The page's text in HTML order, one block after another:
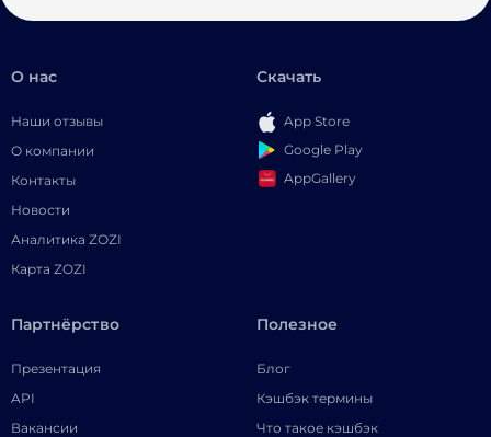
О нас
Наши отзывы
О компании
Контакты
Новости
Аналитика ZOZI
Карта ZOZI
Скачать
App Store
Google Play
AppGallery
Партнёрство
Презентация
API
Вакансии
Полезное
Блог
Кэшбэк термины
Что такое кэшбэк